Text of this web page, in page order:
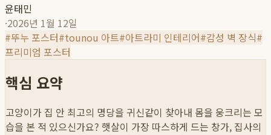
윤태민
·2026년 1월 12일
#뚜누 포스터#tounou 아트#아트라미 인테리어#감성 벽 장식#
프리미엄 포스터
핵심 요약
고양이가 집 안 최고의 명당을 귀신같이 찾아내 몸을 웅크리는 모
습을 본 적 있으신가요? 햇살이 가장 따스하게 드는 창가, 집사의